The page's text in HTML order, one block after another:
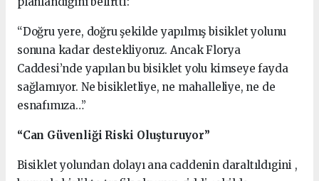
“Doğru yere, doğru şekilde yapılmış bisiklet yolunu
sonuna kadar destekliyoruz. Ancak Florya
Caddesi’nde yapılan bu bisiklet yolu kimseye fayda
sağlamıyor. Ne bisikletliye, ne mahalleliye, ne de
esnafımıza…”
“Can Güvenliği Riski Oluşturuyor”
Bisiklet yolundan dolayı ana caddenin daraltıldıgini ,